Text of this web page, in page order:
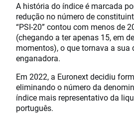
A história do índice é marcada
redução no número de
“PSI-20” contou com menos de
(chegando a ter apenas 15, em
momentos), o que tornava a sua
enganadora.
Em 2022, a Euronext decidiu
eliminando o número da
índice mais representativo da
português.